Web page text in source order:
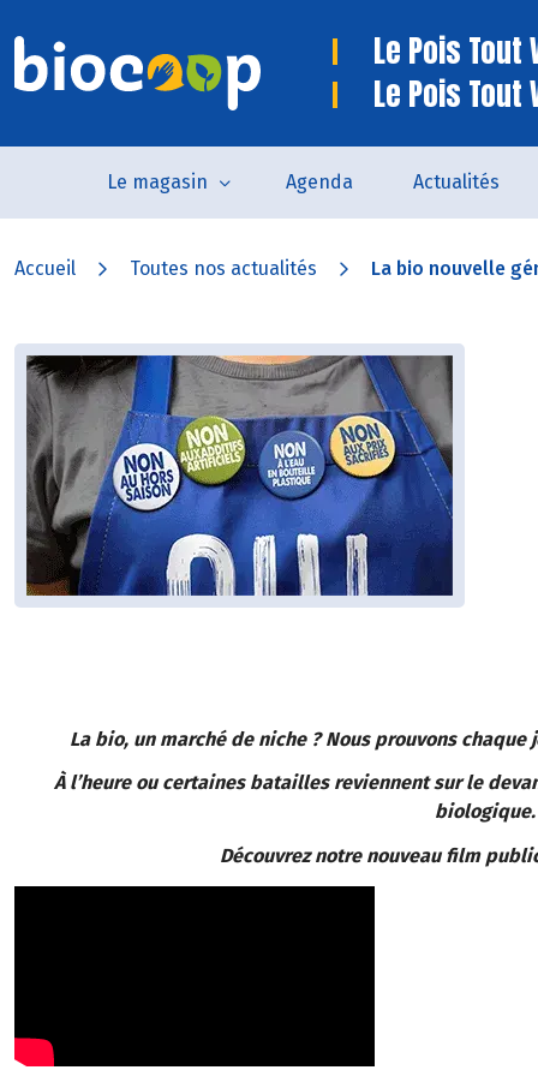
Le Pois Tout
Le Pois
Le magasin Agenda Actualités
Accueil Toutes nos actualités La bio nouvelle
La bio, un marché de niche ? Nous prouvons
À l’heure ou certaines batailles reviennent sur le
Découvrez notre nouveau film